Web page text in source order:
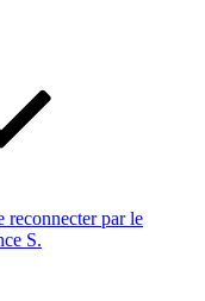
par le
S.